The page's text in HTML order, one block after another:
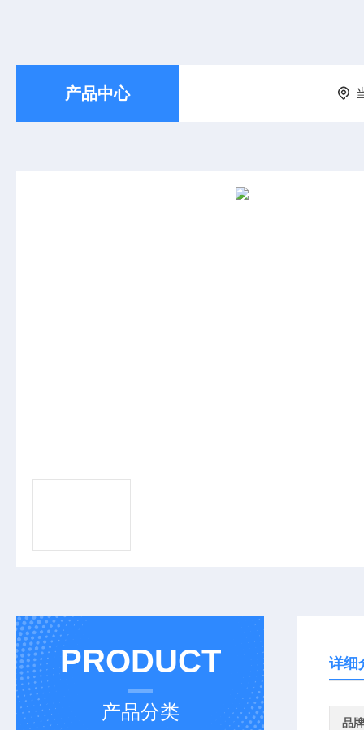
产品中心
PRODUCT
产品分类
详细
品牌